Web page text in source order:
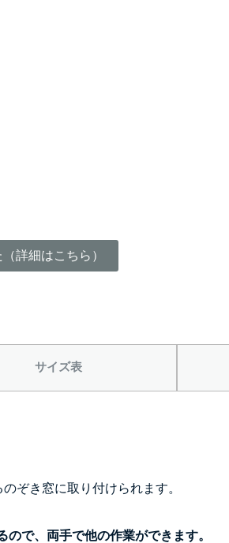
詳細はこちら）
サイズ表
ぞき窓に取り付けられます。
で、両手で他の作業ができます。